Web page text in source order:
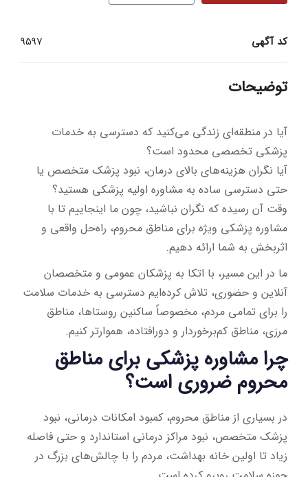
کد آگهی 9597
توضیحات
آیا در منطقه‌ای زندگی می‌کنید که دسترسی به خدمات
پزشکی تخصصی محدود است؟
آیا نگران هزینه‌های بالای درمان، نبود پزشک متخصص یا
حتی دسترسی ساده به مشاوره اولیه پزشکی هستید؟
وقت آن رسیده که نگران نباشید، چون ما اینجاییم تا با
مشاوره پزشکی ویژه برای مناطق محروم، راه‌حل واقعی و
اثربخش به شما ارائه دهیم.
ما در این مسیر، با اتکا به پزشکان عمومی و متخصصان
آنلاین و حضوری، تلاش کرده‌ایم دسترسی به خدمات سلامت
را برای تمامی مردم، مخصوصاً ساکنین روستاها، مناطق
مرزی، مناطق کم‌برخوردار و دورافتاده، هموارتر کنیم.
چرا مشاوره پزشکی برای مناطق
محروم ضروری است؟
در بسیاری از مناطق محروم، کمبود امکانات درمانی، نبود
پزشک متخصص، نبود مراکز درمانی استاندارد و حتی فاصله
زیاد تا اولین خانه بهداشت، مردم را با چالش‌های بزرگ در